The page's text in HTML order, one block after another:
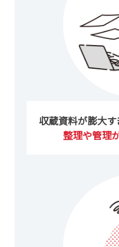
収蔵資料が膨大す
整理や管理